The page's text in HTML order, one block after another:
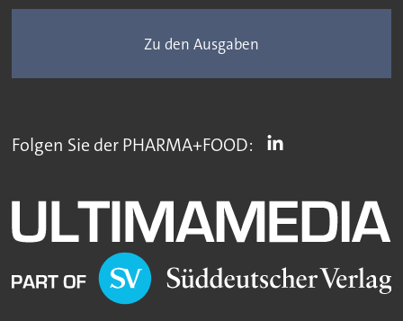
Zu den Ausgaben
Folgen Sie der PHARMA+FOOD: